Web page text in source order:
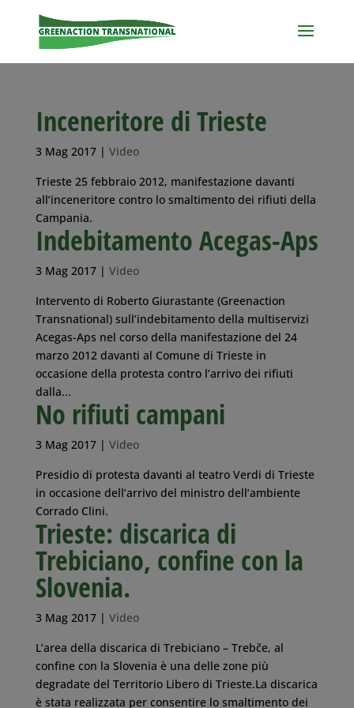
Inceneritore di Trieste
3 Mag 2017| Video
Trieste 25 febbraio 2012, manifestazione davanti
all’inceneritore contro lo smaltimento dei rifiuti della
Campania.
Indebitamento Acegas-Aps
3 Mag 2017| Video
Intervento di Roberto Giurastante (Greenaction
Transnational) sull’indebitamento della multiservizi
Acegas-Aps nel corso della manifestazione del 24
marzo 2012 davanti al Comune di Trieste in
occasione della protesta contro l’arrivo dei rifiuti
dalla...
No rifiuti campani
3 Mag 2017| Video
Presidio di protesta davanti al teatro Verdi di Trieste
in occasione dell’arrivo del ministro dell’ambiente
Corrado Clini.
Trieste: discarica di
Trebiciano, confine con la
Slovenia.
3 Mag 2017| Video
L’area della discarica di Trebiciano – Trebče, al
confine con la Slovenia è una delle zone più
degradate del Territorio Libero di Trieste.La discarica
è stata realizzata per consentire lo smaltimento dei